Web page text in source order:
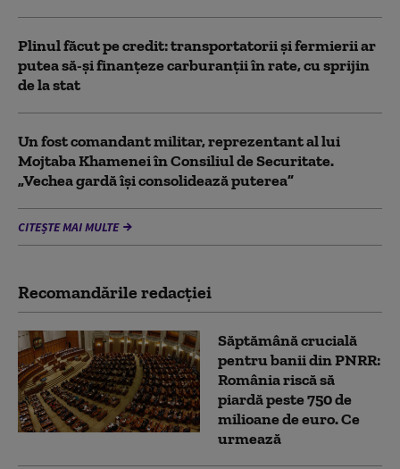
Plinul făcut pe credit: transportatorii și fermierii ar
putea să-și finanțeze carburanții în rate, cu sprijin
de la stat
Un fost comandant militar, reprezentant al lui
Mojtaba Khamenei în Consiliul de Securitate.
„Vechea gardă își consolidează puterea”
CITEȘTE MAI MULTE
Recomandările redacţiei
Săptămână crucială
pentru banii din PNRR:
România riscă să
piardă peste 750 de
milioane de euro. Ce
urmează